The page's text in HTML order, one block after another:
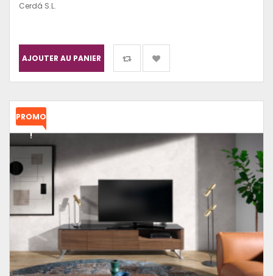
Cerdá S.L.
AJOUTER AU PANIER
PROMO
!